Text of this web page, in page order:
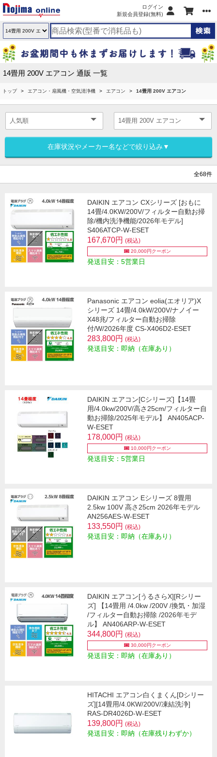
ログイン
新規会員登録(無料)
14畳用 200V エアコン 通販 一覧
トップ エアコン・扇風機・空気清浄機 エアコン 14畳用 200V エアコン
在庫状況やメーカー名などで絞り込み▼
全68件
DAIKIN エアコン CXシリーズ [おもに
14畳/4.0KW/200V/フィルター自動お掃
除/機内洗浄機能/2026年モデル]
S406ATCP-W-ESET
167,670円 (税込)
20,000円クーポン
発送目安：5営業日
Panasonic エアコン eolia(エオリア)X
シリーズ 14畳/4.0kW/200V/ナノイー
X48兆/フィルター自動お掃除
付/W/2026年度 CS-X406D2-ESET
283,800円 (税込)
発送目安：即納（在庫あり）
DAIKIN エアコン[Cシリーズ]【14畳
用/4.0kw/200V/高さ25cm/フィルター自
動お掃除/2025年モデル】 AN405ACP-
W-ESET
178,000円 (税込)
10,000円クーポン
発送目安：5営業日
DAIKIN エアコン Eシリーズ 8畳用
2.5kw 100V 高さ25cm 2026年モデル
AN256AES-W-ESET
133,550円 (税込)
発送目安：即納（在庫あり）
DAIKIN エアコン[うるさらX][Rシリー
ズ] 【14畳用 /4.0kw /200V /換気・加湿
/フィルター自動お掃除 /2026年モデ
ル】 AN406ARP-W-ESET
344,800円 (税込)
30,000円クーポン
発送目安：即納（在庫あり）
HITACHI エアコン白くまくん[Dシリー
ズ][14畳用/4.0KW/200V/凍結洗浄]
RAS-DR4026D-W-ESET
139,800円 (税込)
発送目安：即納（在庫残りわずか）